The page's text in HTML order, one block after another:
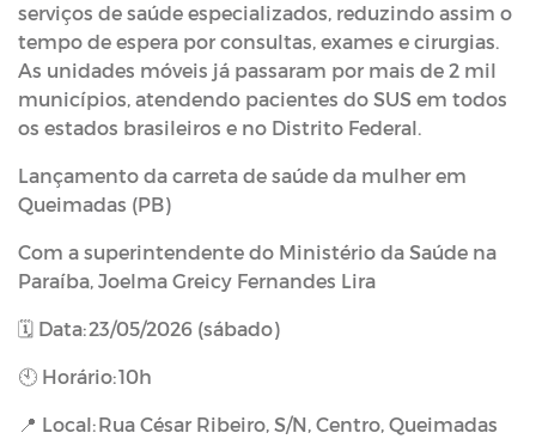
serviços de saúde especializados, reduzindo assim o
tempo de espera por consultas, exames e cirurgias.
As unidades móveis já passaram por mais de 2 mil
municípios, atendendo pacientes do SUS em todos
os estados brasileiros e no Distrito Federal.
Lançamento da carreta de saúde da mulher em
Queimadas (PB)
Com a superintendente do Ministério da Saúde na
Paraíba, Joelma Greicy Fernandes Lira
🗓️ Data: 23/05/2026 (sábado)
🕙 Horário: 10h
📍 Local: Rua César Ribeiro, S/N, Centro, Queimadas